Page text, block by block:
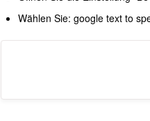
Wählen Sie: google text to